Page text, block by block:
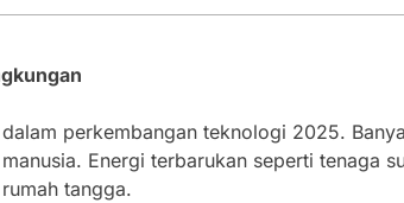
perkembangan teknologi 2025.
Energi terbarukan seperti tenaga
tangga.